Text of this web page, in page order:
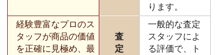
ります。
経験豊富なプロのス
タッフが商品の価値
を正確に見極め、最
査
定
一般的な査定
スタッフによ
る評価で、ト